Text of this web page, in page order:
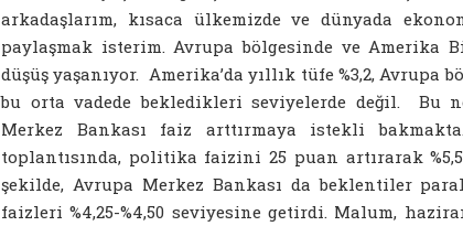
arkadaşlarım, kısaca ülkemizde ve dünyada
paylaşmak isterim. Avrupa bölgesinde ve Amerika
düşüş yaşanıyor. Amerika’da yıllık tüfe %3,2, Avrupa
bu orta vadede bekledikleri seviyelerde değil. Bu
Merkez Bankası faiz arttırmaya istekli
toplantısında, politika faizini 25 puan artırarak
şekilde, Avrupa Merkez Bankası da beklentiler
faizleri %4,25-%4,50 seviyesine getirdi. Malum,